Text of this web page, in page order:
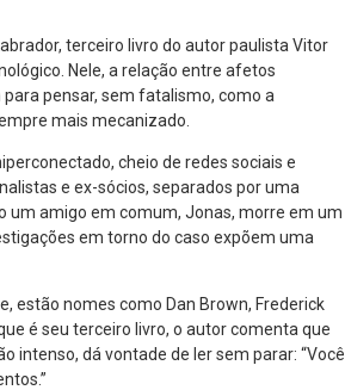
terceiro livro do autor paulista Vitor
Nele, a relação entre afetos
pensar, sem fatalismo, como a
mais mecanizado.
cheio de redes sociais e
e ex-sócios, separados por uma
amigo em comum, Jonas, morre em um
em torno do caso expõem uma
estão nomes como Dan Brown, Frederick
é seu terceiro livro, o autor comenta que
intenso, dá vontade de ler sem parar: “Você